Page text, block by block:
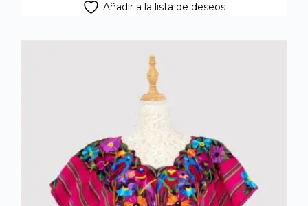
Añadir a la lista de deseos